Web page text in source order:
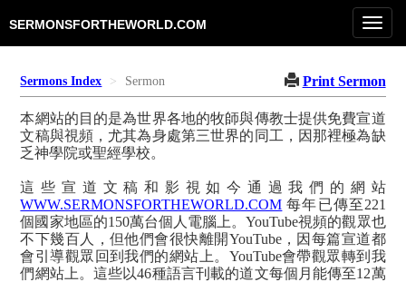
SERMONSFORTHEWORLD.COM
Sermons Index Sermon Print Sermon
本網站的目的是為世界各地的牧師與傳教士提供免費宣道
文稿與視頻，尤其為身處第三世界的同工，因那裡極為缺
乏神學院或聖經學校。
這些宣道文稿和影視如今通過我們的網站
WWW.SERMONSFORTHEWORLD.COM 每年已傳至221
個國家地區的150萬台個人電腦上。YouTube視頻的觀眾也
不下幾百人，但他們會很快離開YouTube，因每篇宣道都
會引導觀眾回到我們的網站上。YouTube會帶觀眾轉到我
們網站上。這些以46種語言刊載的道文每個月能傳至12萬